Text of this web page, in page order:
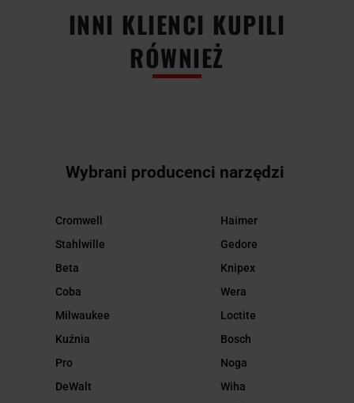
INNI KLIENCI KUPILI
RÓWNIEŻ
Wybrani producenci narzędzi
Cromwell
Stahlwille
Beta
Coba
Milwaukee
Kuźnia
Pro
DeWalt
Haimer
Gedore
Knipex
Wera
Loctite
Bosch
Noga
Wiha